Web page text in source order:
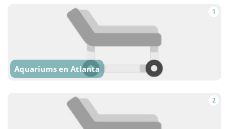
1
Aquariums en Atlanta
2